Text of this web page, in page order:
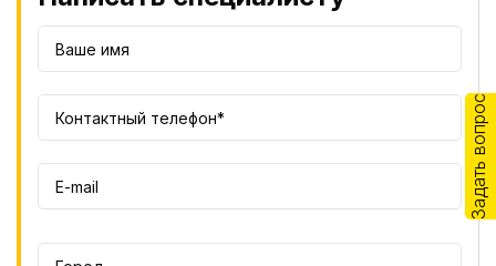
Задать вопрос